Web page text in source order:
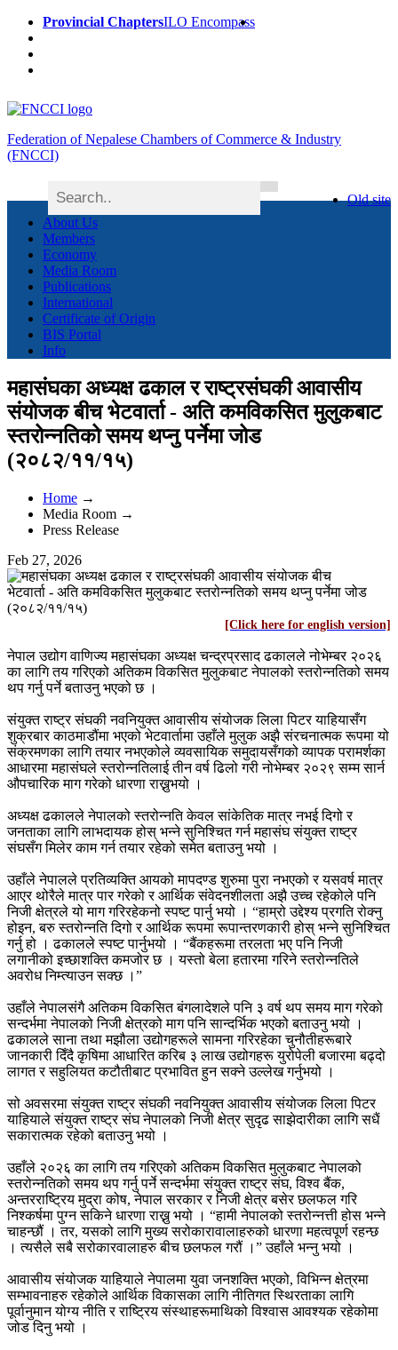
Provincial ChaptersILO Encompass
Federation of Nepalese Chambers of Commerce & Industry
(FNCCI)
Old site
About Us
Members
Economy
Media Room
Publications
International
Certificate of Origin
BIS Portal
Info
महासंघका अध्यक्ष ढकाल र राष्ट्रसंघकी आवासीय
संयोजक बीच भेटवार्ता - अति कमविकसित मुलुकबाट
स्तरोन्नतिको समय थप्नु पर्नेमा जोड
(२०८२/११/१५)
Home →
Media Room →
Press Release
Feb 27, 2026
[Click here for english version]
नेपाल उद्योग वाणिज्य महासंघका अध्यक्ष चन्द्रप्रसाद ढकालले नोभेम्बर २०२६
का लागि तय गरिएको अतिकम विकसित मुलुकबाट नेपालको स्तरोन्नतिको समय
थप गर्नु पर्ने बताउनु भएको छ ।
संयुक्त राष्ट्र संघकी नवनियुक्त आवासीय संयोजक लिला पिटर याहियासँग
शुक्रबार काठमाडौंमा भएको भेटवार्तामा उहाँले मुलुक अझै संरचनात्मक रूपमा यो
संक्रमणका लागि तयार नभएकोले व्यवसायिक समुदायसँगको व्यापक परामर्शका
आधारमा महासंघले स्तरोन्नतिलाई तीन वर्ष ढिलो गरी नोभेम्बर २०२९ सम्म सार्न
औपचारिक माग गरेको धारणा राख्नुभयो ।
अध्यक्ष ढकालले नेपालको स्तरोन्नति केवल सांकेतिक मात्र नभई दिगो र
जनताका लागि लाभदायक होस् भन्ने सुनिश्चित गर्न महासंघ संयुक्त राष्ट्र
संघसँग मिलेर काम गर्न तयार रहेको समेत बताउनु भयो ।
उहाँले नेपालले प्रतिव्यक्ति आयको मापदण्ड शुरुमा पुरा नभएको र यसवर्ष मात्र
आएर थोरैले मात्र पार गरेको र आर्थिक संवेदनशीलता अझै उच्च रहेकोले पनि
निजी क्षेत्रले यो माग गरिरहेकनो स्पष्ट पार्नु भयो । “हाम्रो उद्देश्य प्रगति रोक्नु
होइन, बरु स्तरोन्नति दिगो र आर्थिक रूपमा रूपान्तरणकारी होस् भन्ने सुनिश्चित
गर्नु हो । ढकालले स्पष्ट पार्नुभयो । “बैंकहरूमा तरलता भए पनि निजी
लगानीको इच्छाशक्ति कमजोर छ । यस्तो बेला हतारमा गरिने स्तरोन्नतिले
अवरोध निम्त्याउन सक्छ ।”
उहाँले नेपालसंगै अतिकम विकसित बंगलादेशले पनि ३ वर्ष थप समय माग गरेको
सन्दर्भमा नेपालको निजी क्षेत्रको माग पनि सान्दर्भिक भएको बताउनु भयो ।
ढकालले साना तथा मझौला उद्योगहरूले सामना गरिरहेका चुनौतीहरूबारे
जानकारी दिँदै कृषिमा आधारित करिब ३ लाख उद्योगहरू युरोपेली बजारमा बढ्दो
लागत र सहुलियत कटौतीबाट प्रभावित हुन सक्ने उल्लेख गर्नुभयो ।
सो अवसरमा संयुक्त राष्ट्र संघकी नवनियुक्त आवासीय संयोजक लिला पिटर
याहियाले संयुक्त राष्ट्र संघ नेपालको निजी क्षेत्र सुदृढ साझेदारीका लागि सधैं
सकारात्मक रहेको बताउनु भयो ।
उहाँले २०२६ का लागि तय गरिएको अतिकम विकसित मुलुकबाट नेपालको
स्तरोन्नतिको समय थप गर्नु पर्ने सन्दर्भमा संयुक्त राष्ट्र संघ, विश्व बैंक,
अन्तरराष्ट्रिय मुद्रा कोष, नेपाल सरकार र निजी क्षेत्र बसेर छलफल गरि
निश्कर्षमा पुग्न सकिने धारणा राख्नु भयो । “हामी नेपालको स्तरोन्नत्ती होस भन्ने
चाहन्छौं । तर, यसको लागि मुख्य सरोकारावालाहरुको धारणा महत्वपूर्ण रहन्छ
। त्यसैले सबै सरोकारवालाहरु बीच छलफल गरौं ।” उहाँले भन्नु भयो ।
आवासीय संयोजक याहियाले नेपालमा युवा जनशक्ति भएको, विभिन्न क्षेत्रमा
सम्भावनाहरु रहेकोले आर्थिक विकासका लागि नीतिगत स्थिरताका लागि
पूर्वानुमान योग्य नीति र राष्ट्रिय संस्थाहरूमाथिको विश्वास आवश्यक रहेकोमा
जोड दिनु भयो ।